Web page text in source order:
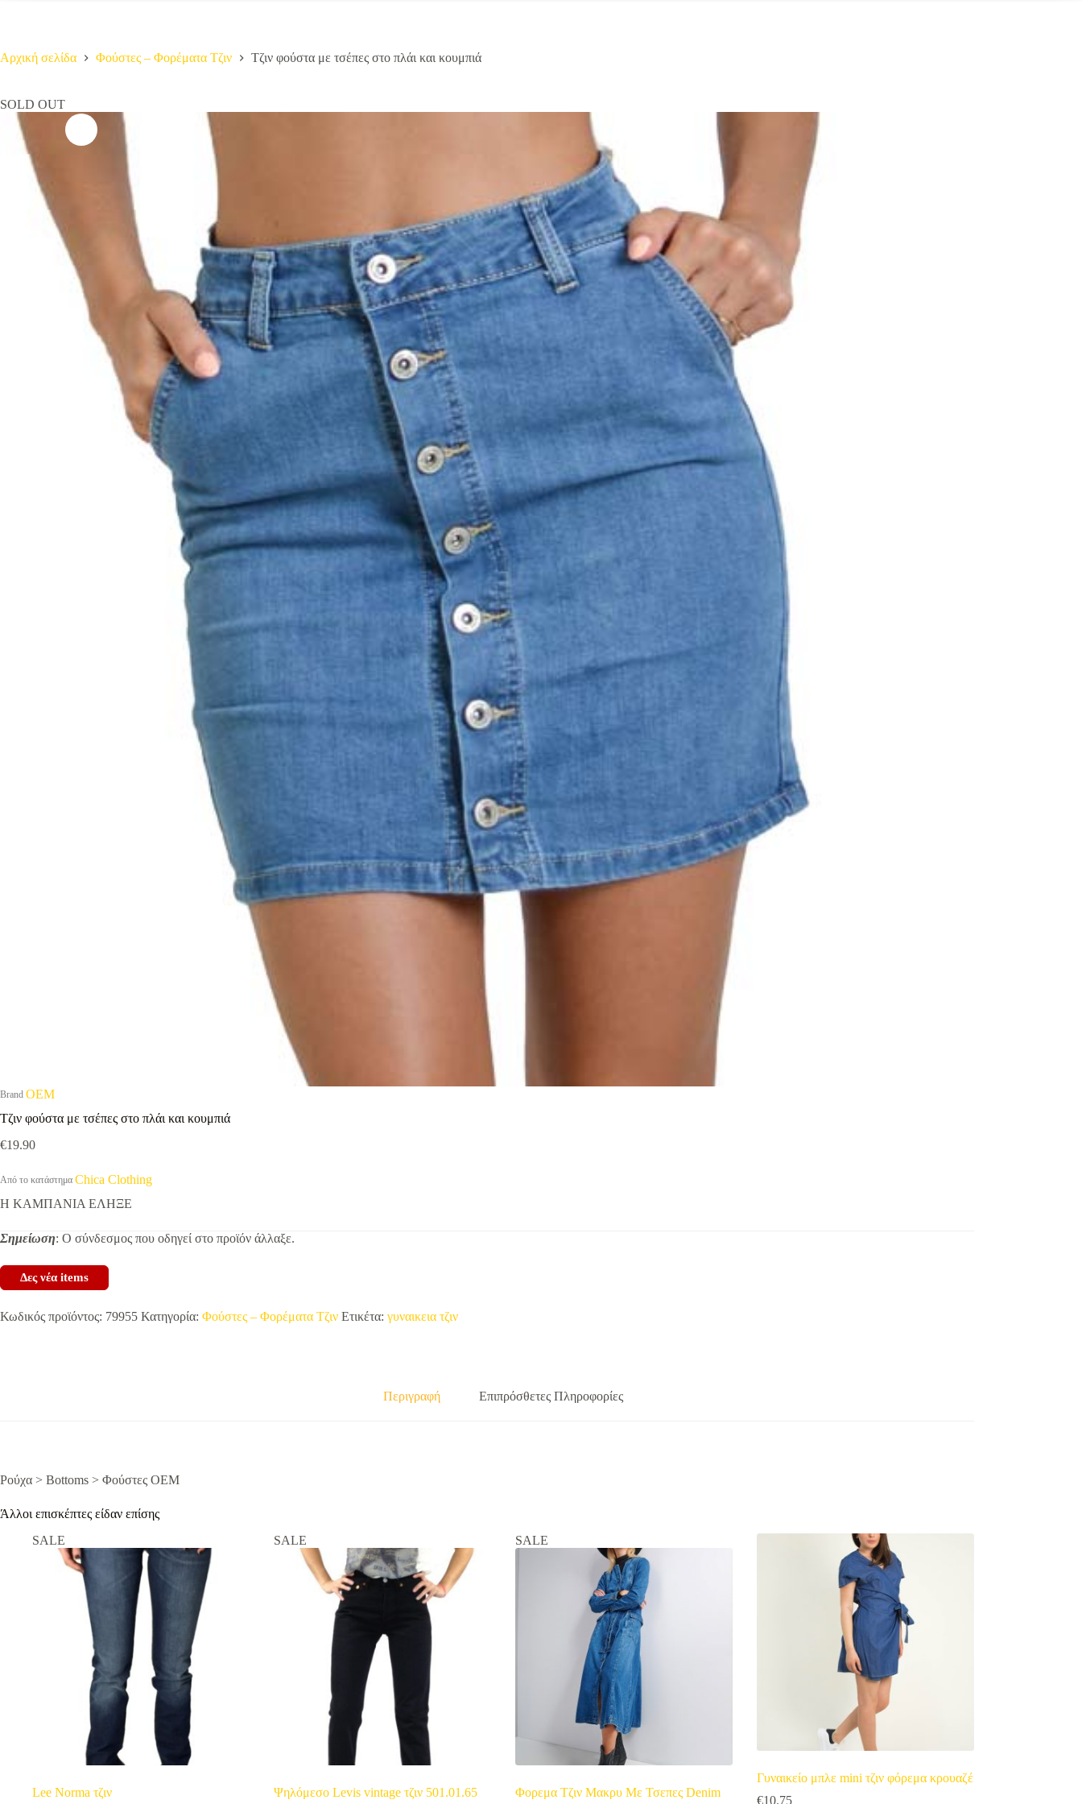
Αρχική σελίδα Φούστες – Φορέματα Τζιν Τζιν φούστα με τσέπες στο πλάι και κουμπιά
SOLD OUT
Brand OEM
Τζιν φούστα με τσέπες στο πλάι και κουμπιά
€19.90
Από το κατάστημα Chica Clothing
Η ΚΑΜΠΑΝΙΑ ΕΛΗΞΕ
Σημείωση: Ο σύνδεσμος που οδηγεί στο προϊόν άλλαξε.
Δες νέα items
Κωδικός προϊόντος: 79955 Κατηγορία: Φούστες – Φορέματα Τζιν Ετικέτα: γυναικεια τζιν
Περιγραφή Επιπρόσθετες Πληροφορίες
Ρούχα > Bottoms > Φούστες OEM
Άλλοι επισκέπτες είδαν επίσης
SALE
Lee Norma τζιν
SALE
Ψηλόμεσο Levis vintage τζιν 501.01.65
SALE
Φορεμα Τζιν Μακρυ Με Τσεπες Denim
Γυναικείο μπλε mini τζιν φόρεμα κρουαζέ
€10.75